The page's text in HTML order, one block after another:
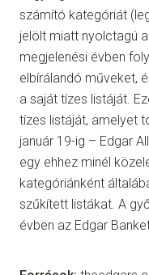
számító kategóriát
jelölt miatt nyolctagú
megjelenési évben
elbírálandó műveket,
a saját tízes listáját.
tízes listáját, amelyet
január 19-ig – Edgar
egy ehhez minél
kategóriánként
szűkített listákat. A
évben az Edgar